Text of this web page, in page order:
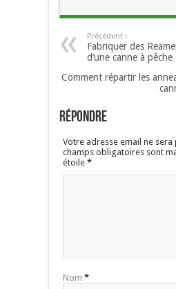
Précédent :
Fabriquer des
d’une canne à pêche
Comment répartir les
Répondre
Votre adresse email ne sera
champs obligatoires sont
étoile *
Nom *